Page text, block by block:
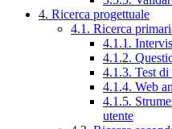
4. Ricerca progettuale
4.1. Ricerca
4.1.1.
4.1.2.
4.1.3. Test di
4.1.4. Web
4.1.5.
utente